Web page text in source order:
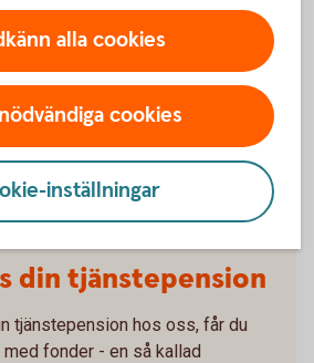
din tjänstepension
tjänstepension hos oss, får du
fonder - en så kallad
alla cookies
cookies
inställningar